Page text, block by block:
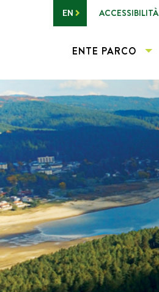
Vai al contenuto principale
EN ACCESSIBILITÀ
ENTE PARCO